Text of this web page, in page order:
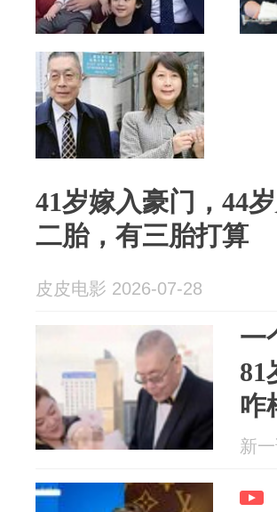
41岁嫁入豪门，44
二胎，有三胎打算
皮皮电影 2026-07-28
一
81
咋
新